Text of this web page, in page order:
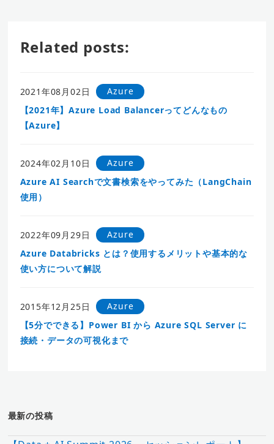
Related posts:
2021年08月02日
Azure
【2021年】Azure Load Balancerってどんなもの
【Azure】
2024年02月10日
Azure
Azure AI Searchで文書検索をやってみた（LangChain
使用）
2022年09月29日
Azure
Azure Databricks とは？使用するメリットや基本的な
使い方について解説
2015年12月25日
Azure
【5分でできる】Power BI から Azure SQL Server に
接続・データの可視化まで
最新の投稿